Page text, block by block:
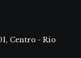
Centro - Rio